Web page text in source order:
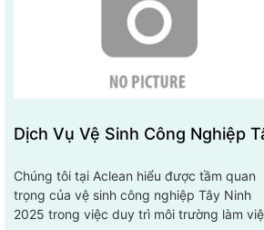
Dịch Vụ Vệ Sinh Công Nghiệp
Chúng tôi tại Aclean hiểu được tầm quan
trọng của vệ sinh công nghiệp Tây Ninh
2025 trong việc duy trì môi trường làm